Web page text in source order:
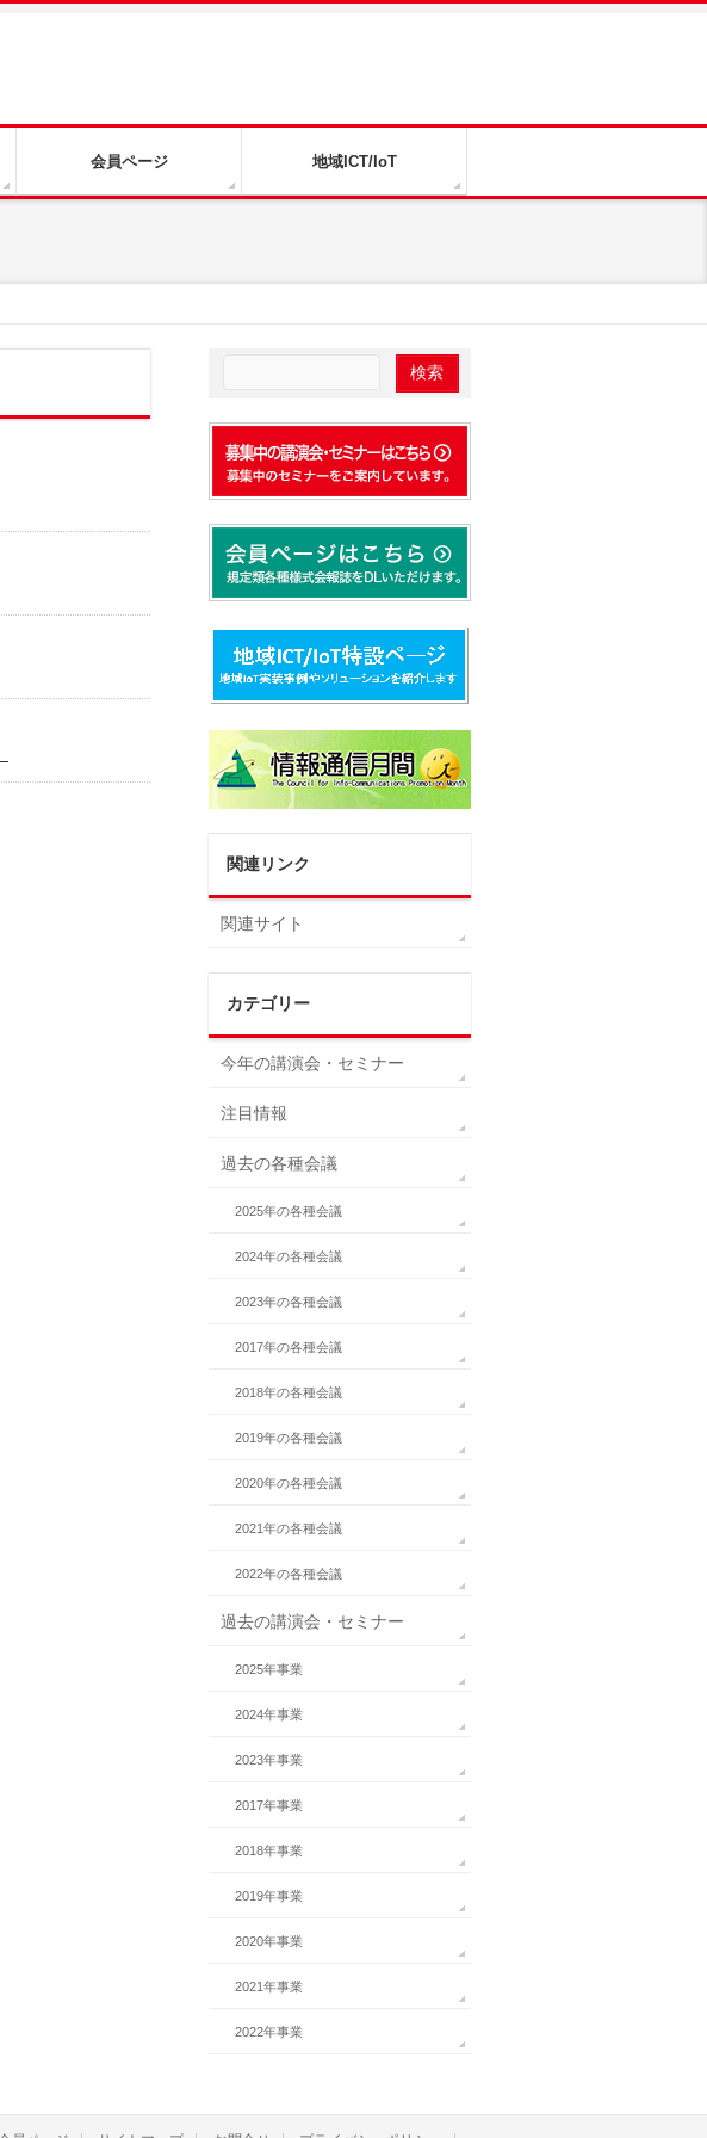
会員ページ 地域ICT/IoT
関連リンク
関連サイト
カテゴリー
今年の講演会・セミナー
注目情報
過去の各種会議
2025年の各種会議
2024年の各種会議
2023年の各種会議
2017年の各種会議
2018年の各種会議
2019年の各種会議
2020年の各種会議
2021年の各種会議
2022年の各種会議
過去の講演会・セミナー
2025年事業
2024年事業
2023年事業
2017年事業
2018年事業
2019年事業
2020年事業
2021年事業
2022年事業